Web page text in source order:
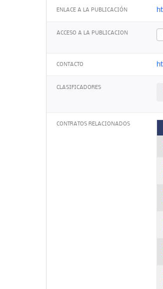
ENLACE A LA PUBLICACIÓN
ACCESO A LA PUBLICACION
CONTACTO
CLASIFICADORES
CONTRATOS RELACIONADOS